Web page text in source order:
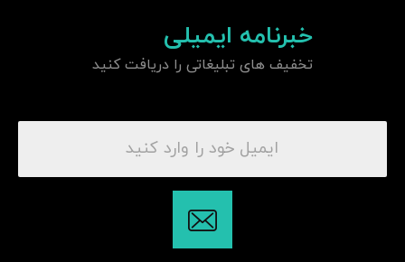
خبرنامه ایمیلی
تخفیف های تبلیغاتی را دریافت کنید